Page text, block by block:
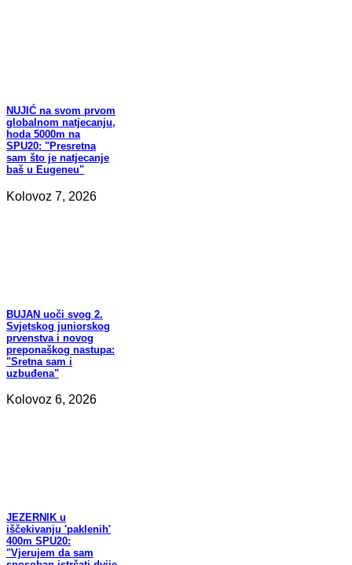
NUJIĆ na svom prvom
globalnom natjecanju,
hoda 5000m na
SPU20: "Presretna
sam što je natjecanje
baš u Eugeneu"
Kolovoz 7, 2026
BUJAN uoči svog 2.
Svjetskog juniorskog
prvenstva i novog
preponaškog nastupa:
"Sretna sam i
uzbuđena"
Kolovoz 6, 2026
JEZERNIK u
iščekivanju 'paklenih'
400m SPU20:
"Vjerujem da sam